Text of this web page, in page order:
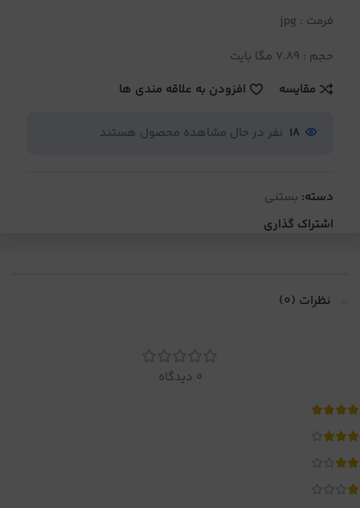
فرمت : jpg
حجم : 7.89 مگا بایت
مقایسه
افزودن به علاقه مندی ها
18 نفر در حال مشاهده محصول هستند
دسته: بستنی
اشتراک گذاری
نظرات (0)
0 دیدگاه